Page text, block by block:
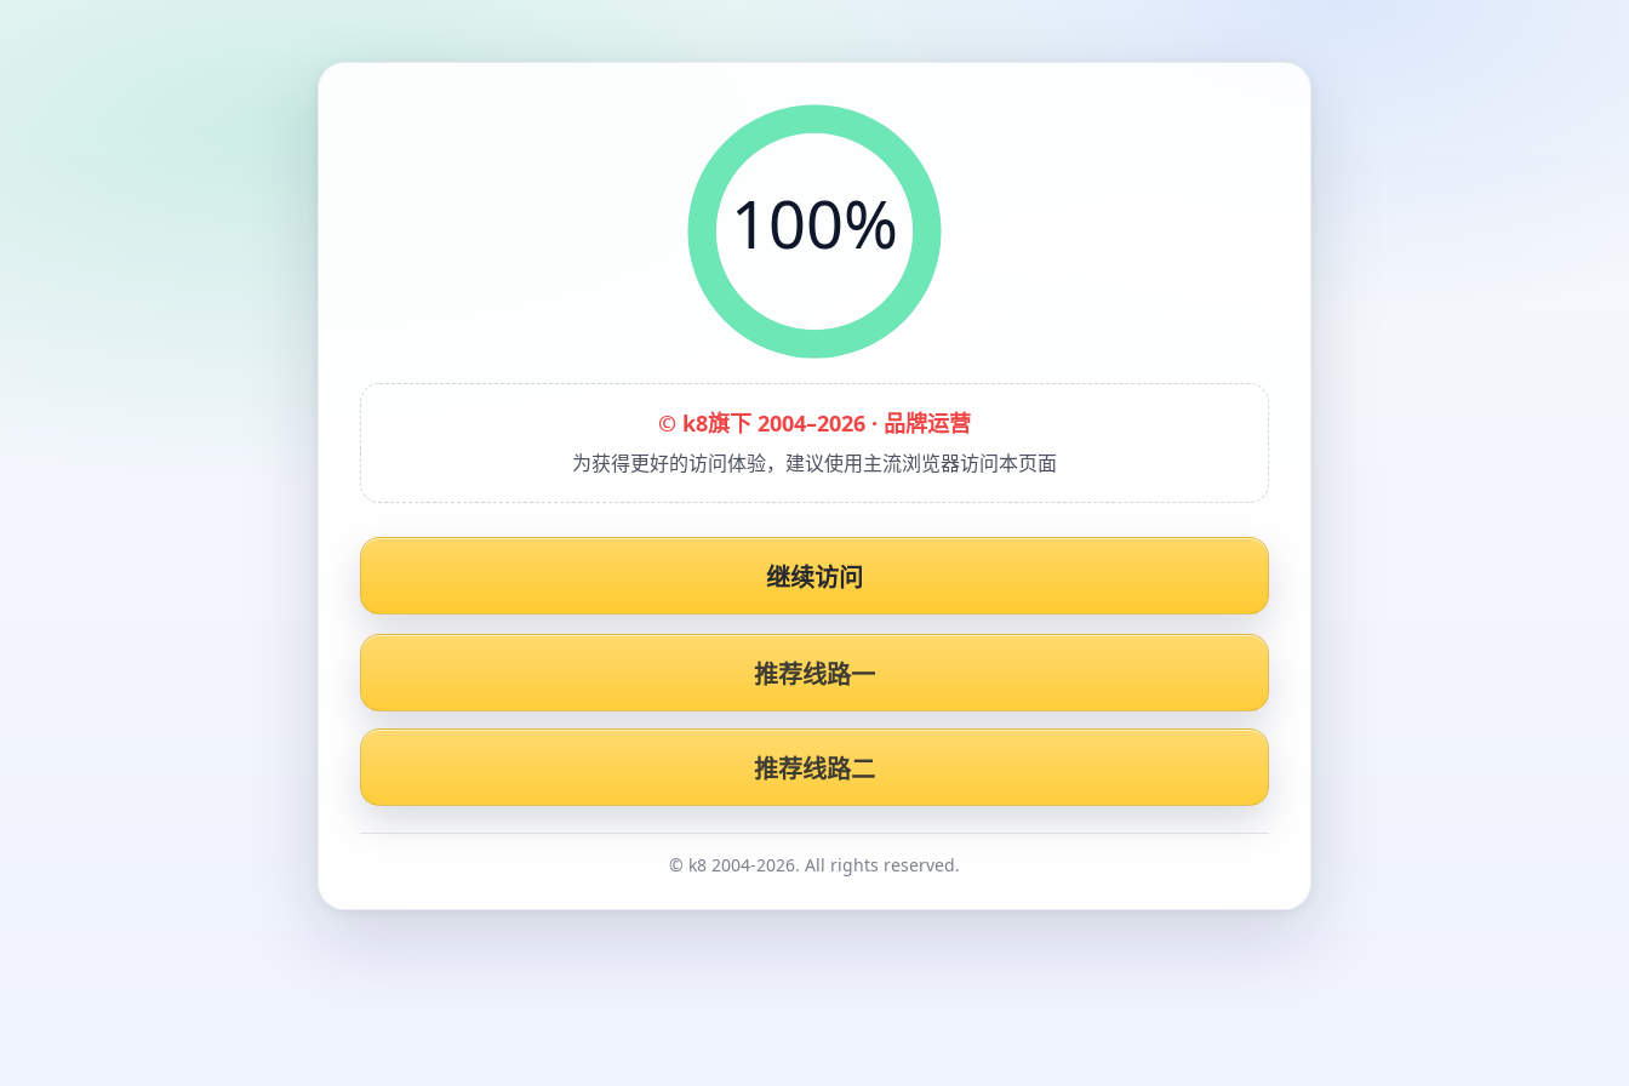
100%
© k8旗下 2004–2026 · 品牌运营
为获得更好的访问体验，建议使用主流浏览器访问本页面
继续访问
推荐线路一
推荐线路二
© k8 2004-2026. All rights reserved.